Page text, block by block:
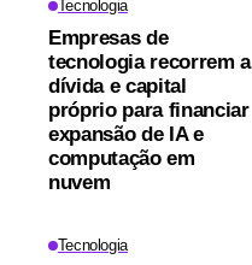
Tecnologia
Empresas de
tecnologia recorrem a
dívida e capital
próprio para financiar
expansão de IA e
computação em
nuvem
Tecnologia